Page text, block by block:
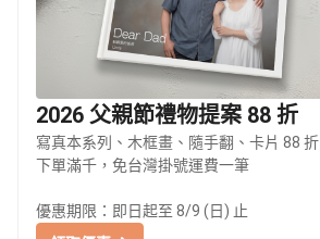
2026 父親節禮物提案 88 折
寫真本系列、木框畫、隨手翻、卡片 88 折
下單滿千，免台灣掛號運費一筆
優惠期限：即日起至 8/9 (日) 止